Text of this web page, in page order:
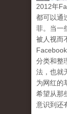
2012年
都可以通
菲。当一
被人视而
Facebook
分类和整
法，也就
为网红的
希望从那
意识到 还